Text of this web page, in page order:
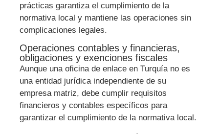
prácticas garantiza el cumplimiento de la
normativa local y mantiene las operaciones sin
complicaciones legales.
Operaciones contables y financieras,
obligaciones y exenciones fiscales
Aunque una oficina de enlace en Turquía no es
una entidad jurídica independiente de su
empresa matriz, debe cumplir requisitos
financieros y contables específicos para
garantizar el cumplimiento de la normativa local.